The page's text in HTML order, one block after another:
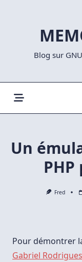
Blog sur
Un
Fred
Pour démontrer
Gabriel